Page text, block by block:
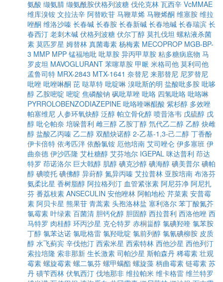
氨酸 缬氨腈 缬氨酰胺伏格列波糖 伐伦克林 瓦西辛 VcMMAE
维库溴铵 文拉法辛 阿替欧苷 马鞭草烯 马鞭烯酮 维塞胺 维拉
唑酮 维洛沙嗪 长春碱 长春胺 长春新碱 长春地碱 长春瑞滨 长
春西汀 老刺木碱 伏格列波糖 伏尔丁醇 莫扎伐坦 螺粘液杀菌
素 莫匹罗星 姆替林 真菌毒素 杨梅素 MECOPROP MGB-BP-
3 MMP MPP 锰福地吡 吡草胺 异丙甲草胺 粘多糖病底物 马
罗皮坦 MAVOGLURANT 苯噻草胺 甲哌 米格司他 莫利司他
孟鲁司特 MRX-2843 MTX-1641 奈替尼 来那替尼 尼罗替尼
吡唑 吡唑啉酮 芘 哒草特 吡啶啉 溴吡斯的明 盐酸吡多胺 吡哆
醇 乙胺嘧啶 嘧啶 焦磷酸钠 砜吡草唑 吡咯 四氢吡咯 吡咯啉
PYRROLOBENZODIAZEPINE 吡咯喹啉醌酸 紫杉醇 多效唑
帕塞维尼 人参环氧炔醇 泛醇 帕立骨化醇 喷昔洛韦 戊硫醇 戊
醇 吡仑帕奈 培哚普利 雌三醇 乙胺丁醇 氘代乙二醇 乙醇 炔雌
醇 盐酸乙丙嗪 乙二醇 双醋炔诺醇 2-乙基-1,3-己二醇 丁香酚
伊卡倍特 依考匹泮 依酚氯铵 厄他培南 艾司唑仑 伊多塞班 伊
曲奈德 伊沙匹隆 艾杜糖醇 艾芬地尔 IGEPAL 咪达普利 茚达
特罗 茚诺洛尔 巨大戟醇 肌醇 碘克沙醇 碘海醇 碘美普尔 碘帕
醇 碘喷托 碘佛醇 异葑醇 氮异丙嗪 艾拉普林 亚胺培南 布洛芬
氨柔比星 香树脂醇 阿拉格列汀 血管紧张素 阿尼芬净 阿尼扎
芬 番荔枝素 ANSECULIN 安他唑林 阿帕地松 芹菜素 安普霉
素 阿贝卡星 熊果苷 青蒿素 头孢洛林盐 塞利洛尔 苯丁酸氮芥
氯霉素 叶绿素 百菌清 胆钙化醇 胆固醇 西拉普利 西洛他唑 西
马特罗 肉桂醇 环丙沙星 克仑特罗 赤桐甾醇 氯碘羟喹 氯苯胺
丁醇 氯苯达诺 氯吡格雷 氯羟吡啶 氯前列醇 氯氰碘柳胺 皮质
醇 水飞蓟宾 辛伐他汀 西索米星 西索特林 西他沙星 西他列汀
索拉培隆 索非那新 生长激素 司帕沙星 斯帕森丹 稀霉素 壮观
霉素 螺旋霉素 螺二氯芬 螺甲螨酯 螺旋藻 柄曲霉素 链霉素 苏
丹 磺苄西林 伏氧西汀 伐地那非 维拉帕米 维卡格雷 维兰特罗